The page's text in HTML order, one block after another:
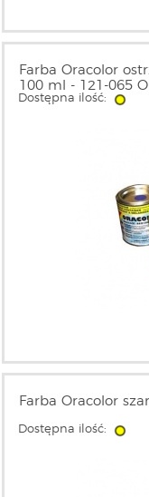
Farba Oracolor
100 ml - 121-065
Dostępna ilość:
Farba Oracolor
Dostępna ilość: